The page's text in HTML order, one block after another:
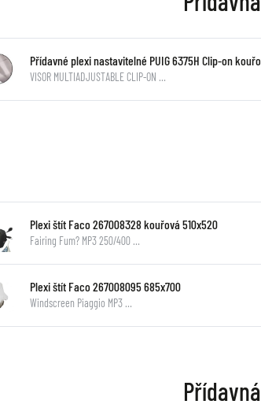
Přídavné plexi nastavitelné PUIG 6375H Clip-on
VISOR MULTIADJUSTABLE CLIP-ON …
Plexi štít Faco 267008328 kouřová 510x520
Fairing Fum? MP3 250/400 …
Plexi štít Faco 267008095 685x700
Windscreen Piaggio MP3 …